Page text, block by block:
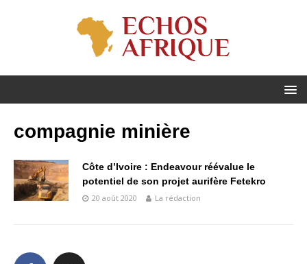
compagnie minière
Côte d’Ivoire : Endeavour réévalue le
potentiel de son projet aurifère Fetekro
20 août 2020 La rédaction